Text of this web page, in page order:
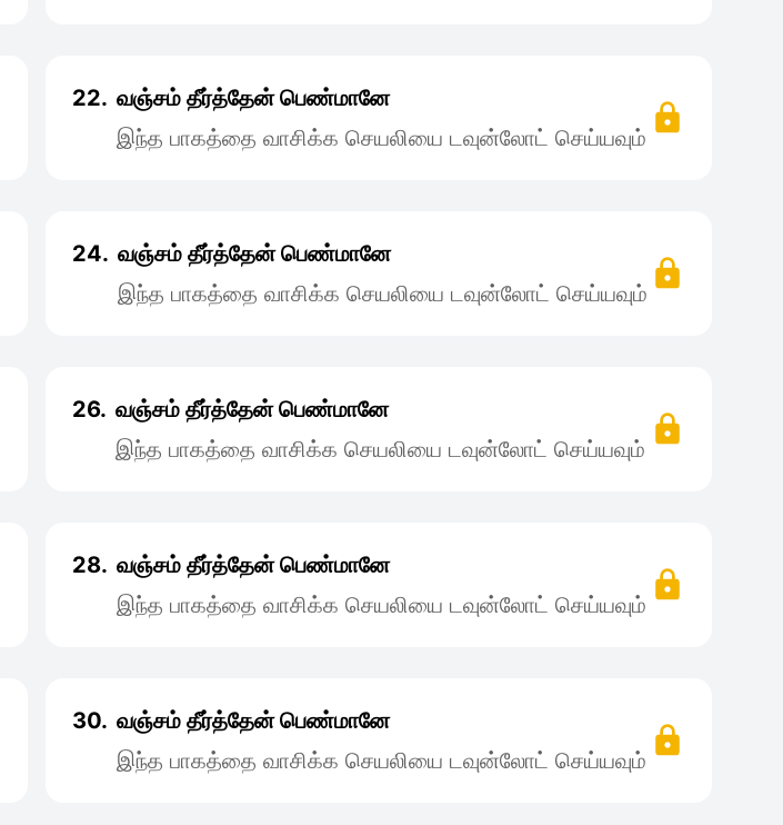
22. வஞ்சம் தீர்த்தேன் பெண்மானே
இந்த பாகத்தை வாசிக்க செயலியை டவுன்லோட் செய்யவும்
24. வஞ்சம் தீர்த்தேன் பெண்மானே
இந்த பாகத்தை வாசிக்க செயலியை டவுன்லோட் செய்யவும்
26. வஞ்சம் தீர்த்தேன் பெண்மானே
இந்த பாகத்தை வாசிக்க செயலியை டவுன்லோட் செய்யவும்
28. வஞ்சம் தீர்த்தேன் பெண்மானே
இந்த பாகத்தை வாசிக்க செயலியை டவுன்லோட் செய்யவும்
30. வஞ்சம் தீர்த்தேன் பெண்மானே
இந்த பாகத்தை வாசிக்க செயலியை டவுன்லோட் செய்யவும்